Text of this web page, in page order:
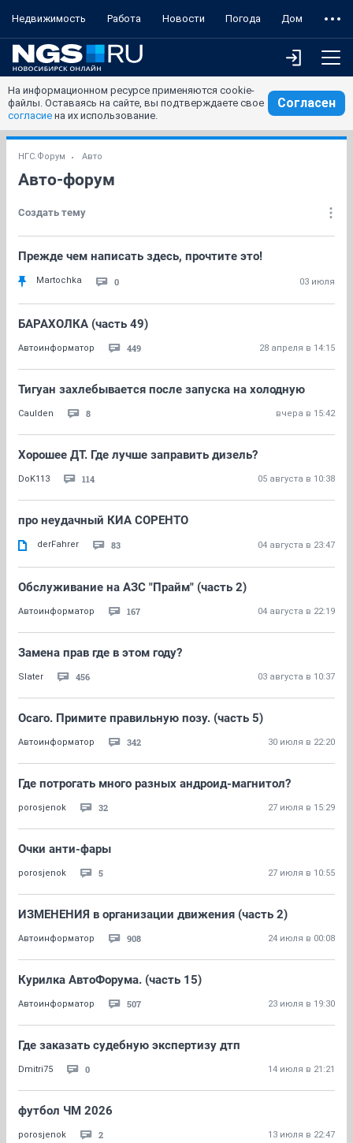
Недвижимость Работа Новости Погода Дом
На информационном ресурсе применяются cookie-
файлы. Оставаясь на сайте, вы подтверждаете свое
согласие на их использование.
Согласен
НГС.Форум Авто
Авто-форум
Создать тему
Прежде чем написать здесь, прочтите это!
Martochka 0 03 июля
БАРАХОЛКА (часть 49)
Автоинформатор 449 28 апреля в 14:15
Тигуан захлебывается после запуска на холодную
Caulden 8 вчера в 15:42
Хорошее ДТ. Где лучше заправить дизель?
DoK113 114 05 августа в 10:38
про неудачный КИА СОРЕНТО
derFahrer 83 04 августа в 23:47
Обслуживание на АЗС "Прайм" (часть 2)
Автоинформатор 167 04 августа в 22:19
Замена прав где в этом году?
Slater 456 03 августа в 10:37
Осаго. Примите правильную позу. (часть 5)
Автоинформатор 342 30 июля в 22:20
Где потрогать много разных андроид-магнитол?
porosjenok 32 27 июля в 15:29
Очки анти-фары
porosjenok 5 27 июля в 10:55
ИЗМЕНЕНИЯ в организации движения (часть 2)
Автоинформатор 908 24 июля в 00:08
Курилка АвтоФорума. (часть 15)
Автоинформатор 507 23 июля в 19:30
Где заказать судебную экспертизу дтп
Dmitri75 0 14 июля в 21:21
футбол ЧМ 2026
porosjenok 2 13 июля в 22:47